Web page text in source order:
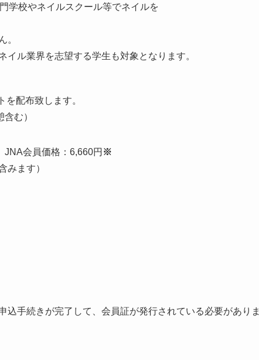
学校やネイルスクール等でネイルを
。
ル業界を志望する学生も対象となります。
配布致します。
む）
会員価格：6,660円 ※
みます）
手続きが完了して、会員証が発行されている必要がありま